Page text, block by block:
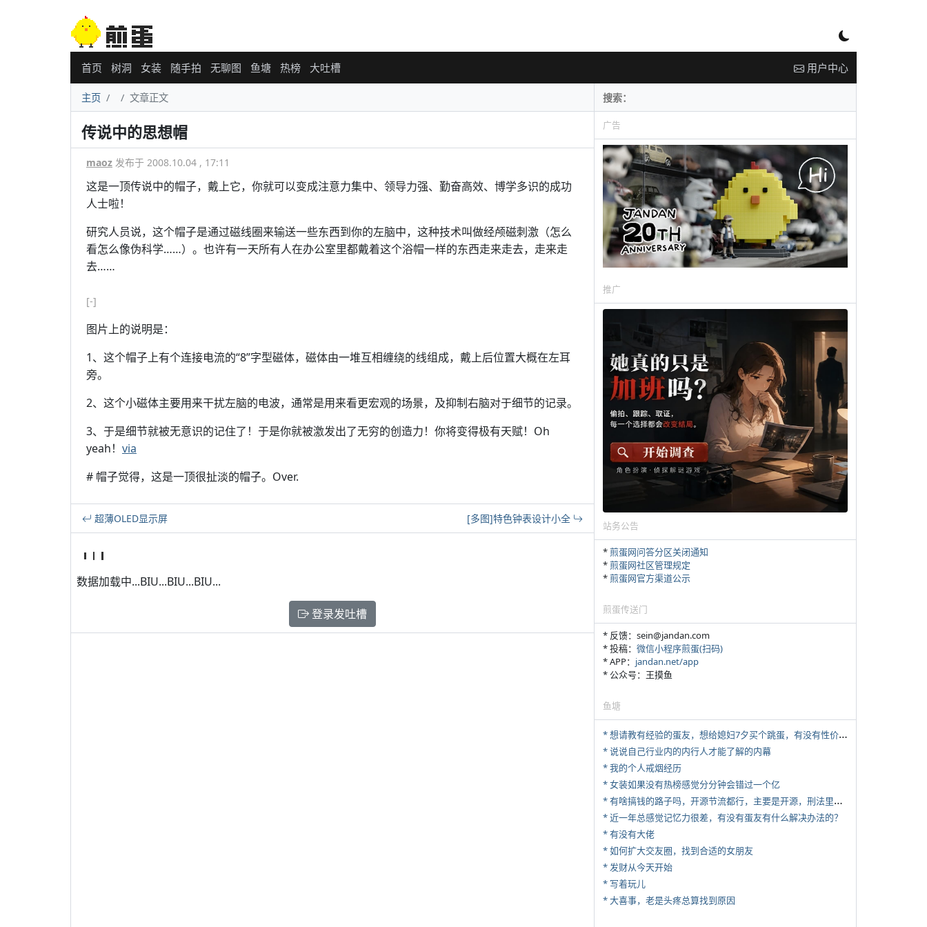
首页 树洞 女装 随手拍 无聊图 鱼塘 热榜 大吐槽 用户中心
主页 文章正文
传说中的思想帽
maoz 发布于 2008.10.04 , 17:11
这是一顶传说中的帽子，戴上它，你就可以变成注意力集中、领导力强、勤奋高效、博学多识的成功
人士啦！
研究人员说，这个帽子是通过磁线圈来输送一些东西到你的左脑中，这种技术叫做经颅磁刺激（怎么
看怎么像伪科学……）。也许有一天所有人在办公室里都戴着这个浴帽一样的东西走来走去，走来走
去……
[-]
图片上的说明是：
1、这个帽子上有个连接电流的“8”字型磁体，磁体由一堆互相缠绕的线组成，戴上后位置大概在左耳
旁。
2、这个小磁体主要用来干扰左脑的电波，通常是用来看更宏观的场景，及抑制右脑对于细节的记录。
3、于是细节就被无意识的记住了！于是你就被激发出了无穷的创造力！你将变得极有天赋！Oh
yeah！ via
# 帽子觉得，这是一顶很扯淡的帽子。Over.
超薄OLED显示屏 [多图]特色钟表设计小全
数据加载中...BIU...BIU...BIU...
登录发吐槽
广告
推广
站务公告
*煎蛋网问答分区关闭通知
*煎蛋网社区管理规定
*煎蛋网官方渠道公示
煎蛋传送门
* 反馈：sein@jandan.com
* 投稿： 微信小程序煎蛋(扫码)
* APP： jandan.net/app
* 公众号：王摸鱼
鱼塘
*
想请教有经验的蛋友，想给媳妇7夕买个跳蛋，有没有性价比高的推荐
* 说说自己行业内的内行人才能了解的内幕
* 我的个人戒烟经历
* 女装如果没有热榜感觉分分钟会错过一个亿
*
有啥搞钱的路子吗，开源节流都行，主要是开源，刑法里的咱不做
* 近一年总感觉记忆力很差，有没有蛋友有什么解决办法的？
* 有没有大佬
* 如何扩大交友圈，找到合适的女朋友
* 发财从今天开始
* 写着玩儿
* 大喜事，老是头疼总算找到原因